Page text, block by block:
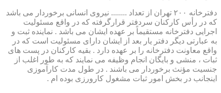
دفترخانه ۲۰۰ تهران از تعداد ........ نیروی انسانی برخوردار می باشد
که در رأس کارکنان سردفتر قرارگرفته که در واقع مسئولیت
اجرایی دفترخانه مستقیماً بر عهده ایشان می باشد . نماینده ثبت و
به عبارتی دیگر دفتر یار بعد از ایشان دارای مسئولیت است که در
واقع معاونت دفترخانه را بر عهده دارد . بقیه کارکنان در پست های
ثبات ، منشی و بایگان انجام وظیفه می نمایند که به طور اغلب از
جنسیت مؤنث برخوردار می باشند . در طول مدت کارآموزی
اینجانب در بخش امور ثبات مشغول کارورزی بوده ام .